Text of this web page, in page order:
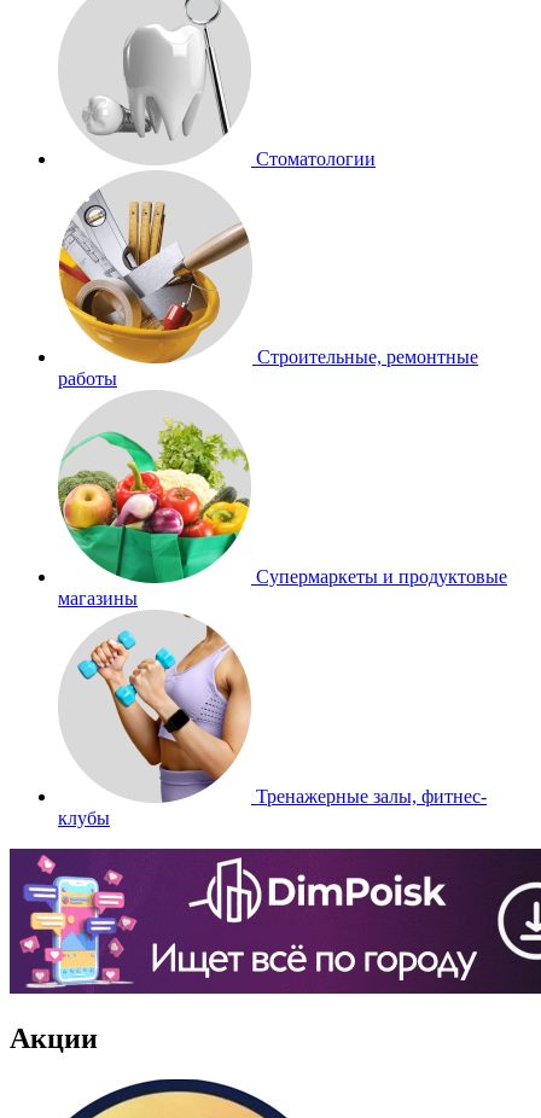
Стоматологии
Строительные, ремонтные
работы
Супермаркеты и продуктовые
магазины
Тренажерные залы, фитнес-
клубы
Акции